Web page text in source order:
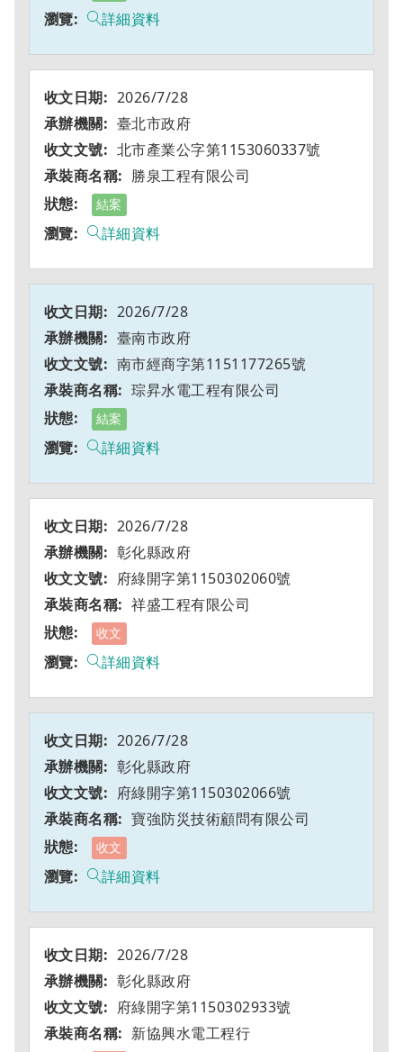
詳細資料
2026/7/28
臺北市政府
北市產業公字第1153060337號
勝泉工程有限公司
結案
詳細資料
2026/7/28
臺南市政府
南市經商字第1151177265號
琮昇水電工程有限公司
結案
詳細資料
2026/7/28
彰化縣政府
府綠開字第1150302060號
祥盛工程有限公司
收文
詳細資料
2026/7/28
彰化縣政府
府綠開字第1150302066號
寶強防災技術顧問有限公司
收文
詳細資料
2026/7/28
彰化縣政府
府綠開字第1150302933號
新協興水電工程行